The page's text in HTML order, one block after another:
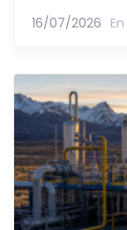
16/07/2026 En